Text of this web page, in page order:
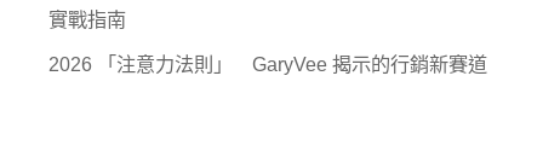
實戰指南
2026 「注意力法則」 GaryVee 揭示的行銷新賽道